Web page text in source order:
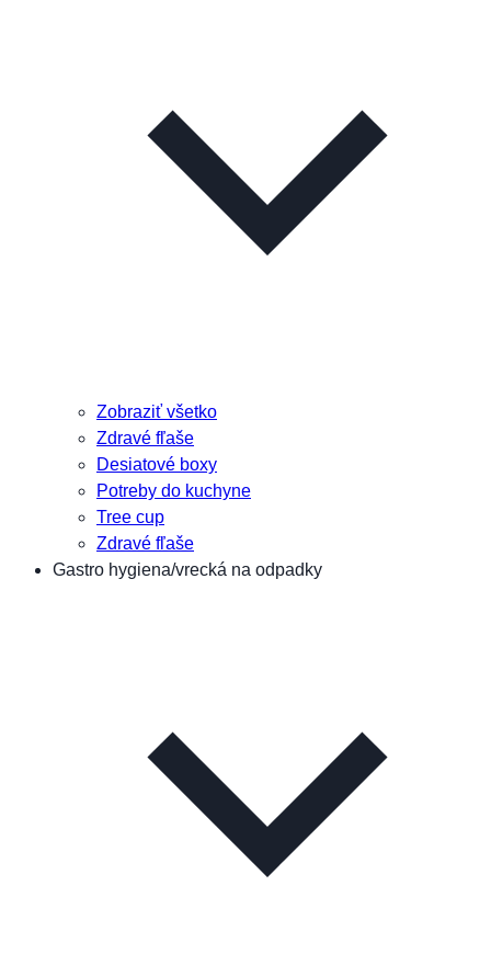
Zobraziť všetko
Zdravé fľaše
Desiatové boxy
Potreby do kuchyne
Tree cup
Zdravé fľaše
Gastro hygiena/vrecká na odpadky